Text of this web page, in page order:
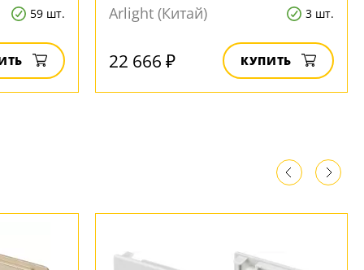
59 шт. Arlight (Китай) 3 шт.
22 666 ₽ КУПИТЬ